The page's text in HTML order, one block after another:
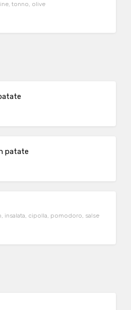
tonno, olive
patate
insalata, cipolla, pomodoro, salse